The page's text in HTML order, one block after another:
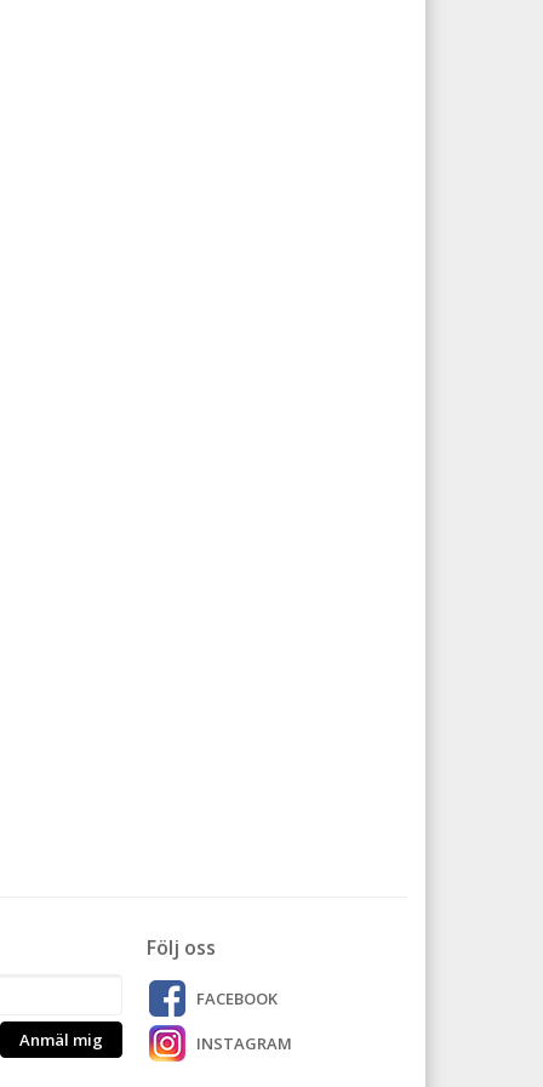
Följ oss
FACEBOOK
INSTAGRAM
Anmäl mig